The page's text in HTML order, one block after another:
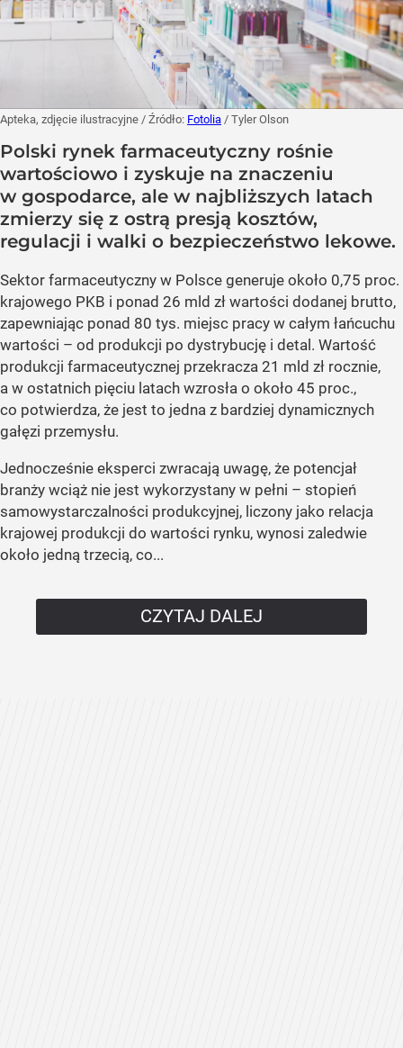
Apteka, zdjęcie ilustracyjne / Źródło: Fotolia / Tyler Olson
Polski rynek farmaceutyczny rośnie
wartościowo i zyskuje na znaczeniu
w gospodarce, ale w najbliższych latach
zmierzy się z ostrą presją kosztów,
regulacji i walki o bezpieczeństwo lekowe.
Sektor farmaceutyczny w Polsce generuje około 0,75 proc.
krajowego PKB i ponad 26 mld zł wartości dodanej brutto,
zapewniając ponad 80 tys. miejsc pracy w całym łańcuchu
wartości – od produkcji po dystrybucję i detal. Wartość
produkcji farmaceutycznej przekracza 21 mld zł rocznie,
a w ostatnich pięciu latach wzrosła o około 45 proc.,
co potwierdza, że jest to jedna z bardziej dynamicznych
gałęzi przemysłu.
Jednocześnie eksperci zwracają uwagę, że potencjał
branży wciąż nie jest wykorzystany w pełni – stopień
samowystarczalności produkcyjnej, liczony jako relacja
krajowej produkcji do wartości rynku, wynosi zaledwie
około jedną trzecią, co...
CZYTAJ DALEJ